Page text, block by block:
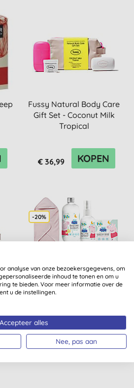
Fussy Natural Body Care
Gift Set - Coconut Milk
Tropical
€ 36,99 KOPEN
-20%
Good Bubble Luxe Peppa
€ 51,99 KOPEN
analyse van onze bezoekersgegevens, om
inhoud te tonen en om u
te bieden. Voor meer informatie over de
u de instellingen.
Accepteer alles
Nee, pas aan